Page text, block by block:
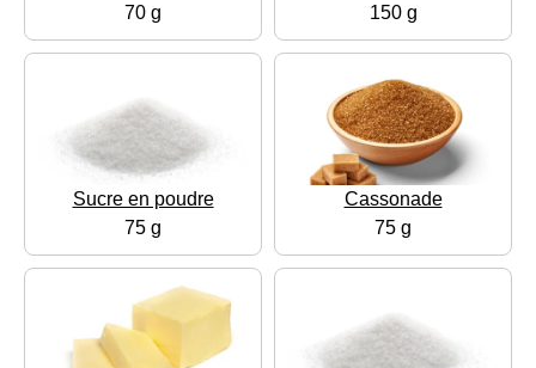
70 g
150 g
Sucre en poudre
75 g
Cassonade
75 g